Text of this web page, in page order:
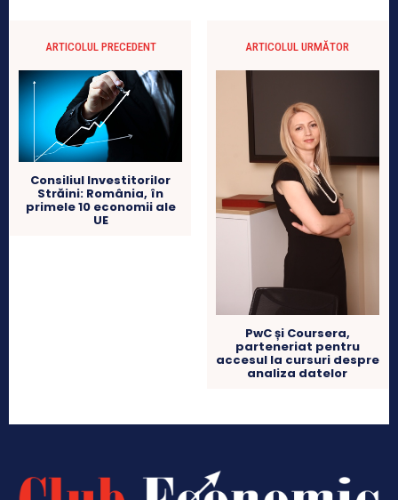
ARTICOLUL PRECEDENT
Consiliul Investitorilor
Străini: România, în
primele 10 economii ale
UE
ARTICOLUL URMĂTOR
PwC și Coursera,
parteneriat pentru
accesul la cursuri despre
analiza datelor